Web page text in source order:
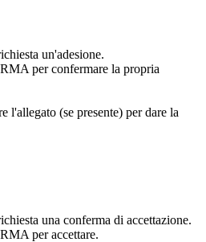
un'adesione.
per confermare la propria
l'allegato (se presente) per dare la
una conferma di accettazione.
per accettare.